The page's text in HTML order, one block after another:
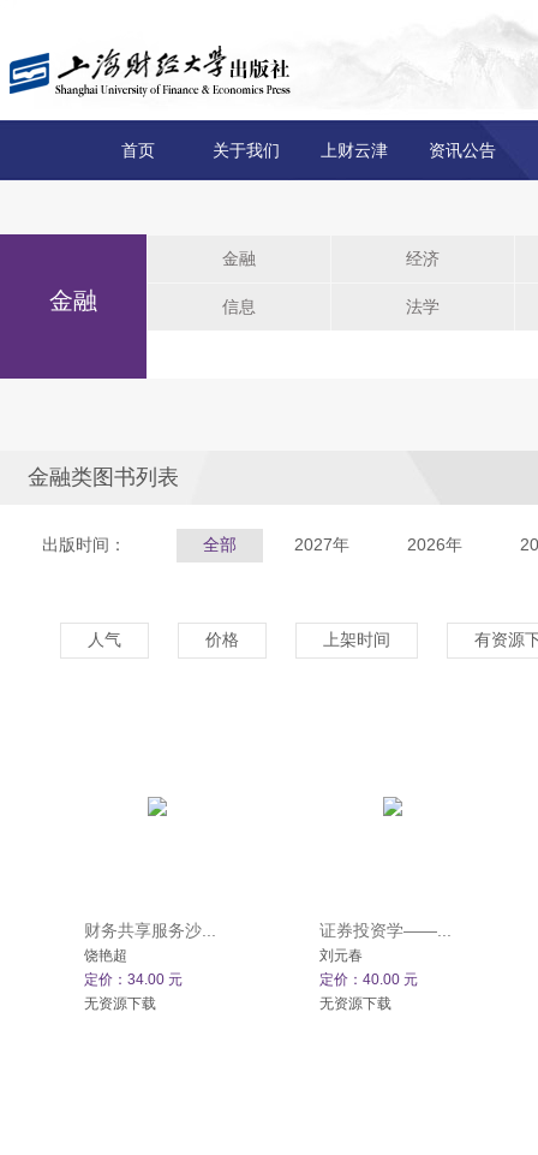
首页 关于我们 上财云津 资讯公告
金融
金融 经济
信息 法学
金融类图书列表
出版时间： 全部 2027年 2026年
人气 价格 上架时间 有资源
财务共享服务沙...
饶艳超
定价：34.00 元
无资源下载
证券投资学——...
刘元春
定价：40.00 元
无资源下载